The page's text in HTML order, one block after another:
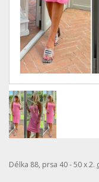
Délka 88, prsa 40 - 50 x 2.